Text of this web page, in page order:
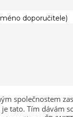
doporučitele)
společnostem
tato. Tím dávám